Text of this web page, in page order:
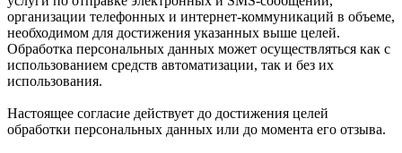
организации телефонных и интернет‑коммуникаций в объеме,
необходимом для достижения указанных выше целей.
Обработка персональных данных может осуществляться как с
использованием средств автоматизации, так и без их
использования.
Настоящее согласие действует до достижения целей
обработки персональных данных или до момента его отзыва.